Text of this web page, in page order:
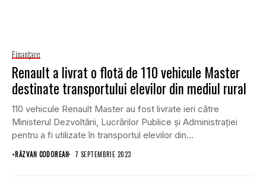
Finanţare
Renault a livrat o flotă de 110 vehicule Master
destinate transportului elevilor din mediul rural
110 vehicule Renault Master au fost livrate ieri către
Ministerul Dezvoltării, Lucrărilor Publice și Administrației
pentru a fi utilizate în transportul elevilor din...
•RĂZVAN CODOREAN 7 SEPTEMBRIE 2023